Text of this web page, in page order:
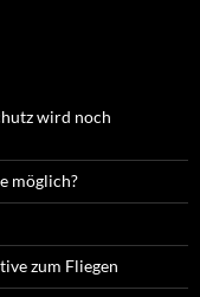
wird noch
möglich?
zum Fliegen